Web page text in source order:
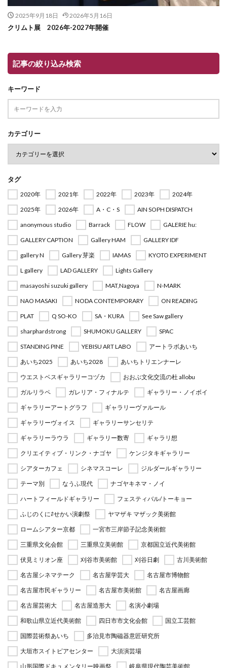
2025年9月18日 2026年5月16日
クリムト展 2026年-2027年開催
記事の絞り込み検索
キーワード
カテゴリー
タグ
2020年 2021年 2022年 2023年
2024年
2025年
2026年 A・C・S
AIN SOPH DISPATCH
anonymous studio
Barrack FLOW
GALERIE hu:
GALLERY CAPTION
Gallery HAM
GALLERY IDF
gallery N
Gallery 芽楽 IAMAS
KYOTO EXPERIMENT
L gallery
LAD GALLERY
Lights Gallery
masayoshi suzuki gallery
MAT,Nagoya
N-MARK
NAO MASAKI
NODA CONTEMPORARY
ON READING
PLAT
Q SO-KO SA・KURA
See Saw gallery
sharphardstrong
SHUMOKU GALLERY
SPAC
STANDING PINE
YEBISU ART LABO
アートラボあいち
あいち2025
あいち2028
あいちトリエンナーレ
ウエストベスギャラリーコヅカ
おおぶ文化交流の杜 allobu
ガルリラペ
ガレリア・フィナルテ
ギャラリー・ノイボイ
ギャラリーアートグラフ
ギャラリーヴァルール
ギャラリーヴォイス
ギャラリーサンセリテ
ギャラリーラウラ
ギャラリー数寄
ギャラリ想
クリエイティブ・リンク・ナゴヤ
ケンジタキギャラリー
シアターカフェ
シネマスコーレ
ジルダールギャラリー
テーマ別
なうふ現代
ナゴヤキネマ・ノイ
ハートフィールドギャラリー
フェスティバル/トーキョー
ふじのくに⇄せかい演劇祭
ヤマザキ マザック美術館
ロームシアター京都
一宮市三岸節子記念美術館
三重県文化会館
三重県立美術館
京都国立近代美術館
伏見ミリオン座
刈谷市美術館 刈谷日劇
古川美術館
名古屋シネマテーク
名古屋学芸大
名古屋市博物館
名古屋市民ギャラリー
名古屋市美術館
名古屋画廊
名古屋芸術大
名古屋造形大
名演小劇場
和歌山県立近代美術館
四日市市文化会館
国立工芸館
国際芸術祭あいち
多治見市陶磁器意匠研究所
大垣市スイトピアセンター
大須演芸場
山形国際ドキュメンタリー映画祭
岐阜県現代陶芸美術館